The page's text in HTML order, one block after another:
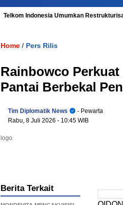
Telkom Indonesia Umumkan
Home / Pers Rilis
Rainbowco
Pantai Berbekal
Tim Diplomatik News
- Pewarta
Rabu, 8 Juli 2026 - 10:45 WIB
logo
Berita Terkait